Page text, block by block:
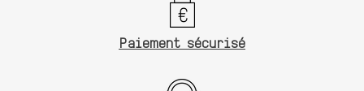
Paiement sécurisé